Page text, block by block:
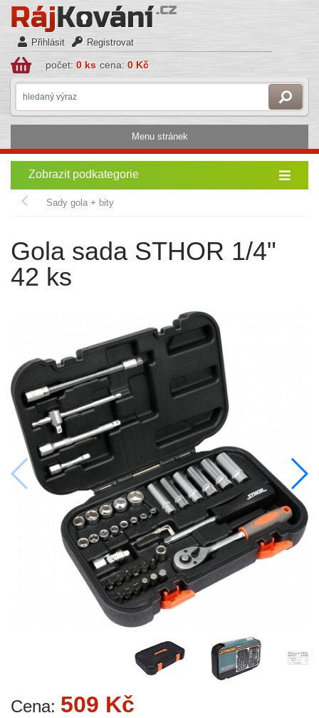
Přihlásit Registrovat
počet: 0 ks cena: 0 Kč
Menu stránek
Zobrazit podkategorie
Sady gola + bity
Gola sada STHOR 1/4"
42 ks
Cena: 509 Kč